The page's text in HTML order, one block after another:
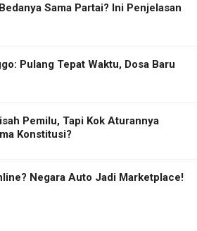
Sama Partai? Ini Penjelasan
Pulang Tepat Waktu, Dosa Baru
Pemilu, Tapi Kok Aturannya
Konstitusi?
Negara Auto Jadi Marketplace!